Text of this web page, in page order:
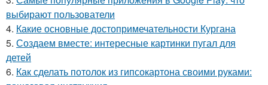
выбирают пользователи
4. Какие основные достопримечательности Кургана
5. Создаем вместе: интересные картинки пугал для
детей
6. Как сделать потолок из гипсокартона своими руками: